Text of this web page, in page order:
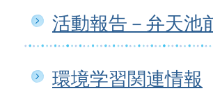
活動報告－弁天池
環境学習関連情報